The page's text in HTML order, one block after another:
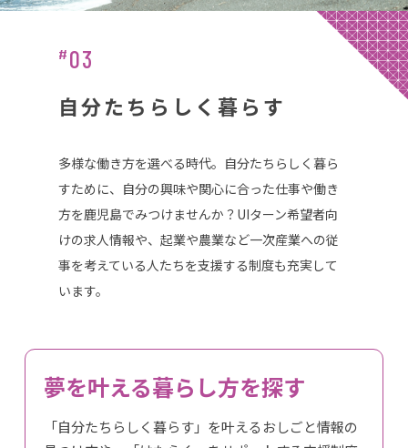
# 03
自分たちらしく暮らす
多様な働き方を選べる時代。自分たちらしく暮ら
すために、自分の興味や関心に合った仕事や働き
方を鹿児島でみつけませんか？UIターン希望者向
けの求人情報や、起業や農業など一次産業への従
事を考えている人たちを支援する制度も充実して
います。
夢を叶える暮らし方を探す
「自分たちらしく暮らす」を叶えるおしごと情報の